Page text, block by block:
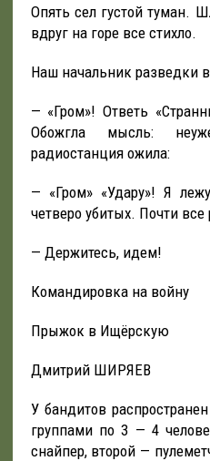
Опять сел густой туман.
вдруг на горе все стихло.
Наш начальник разведки
— «Гром»! Ответь
Обожгла мысль:
радиостанция ожила:
— «Гром» «Удару»! Я
четверо убитых. Почти
— Держитесь, идем!
Командировка на войну
Прыжок в Ищёрскую
Дмитрий ШИРЯЕВ
У бандитов
группами по 3 — 4
снайпер, второй —